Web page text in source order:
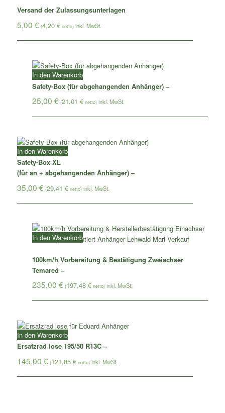
Versand der Zulassungsunterlagen
5,00€ (4,20€ netto)
Safety-Box (für abgehangenden Anhänger) –
25,00 € (21,01 €netto)
In den Warenkorb
Safety-Box XL
(für an + abgehangenden Anhänger) –
35,00€ (29,41€ netto)
In den Warenkorb
100km/h Vorbereitung & Bestätigung Zweiachser
Temared –
235,00 € (197,48 €netto)
In den Warenkorb
Ersatzrad lose 195/50 R13C –
145,00€ (121,85€ netto)
In den Warenkorb